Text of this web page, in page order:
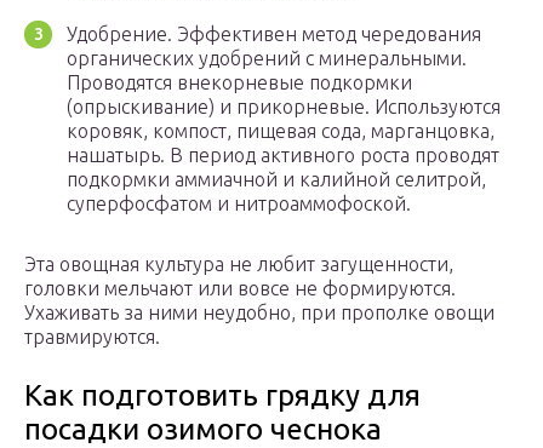
Удобрение. Эффективен метод чередования
органических удобрений с минеральными.
Проводятся внекорневые подкормки
(опрыскивание) и прикорневые. Используются
коровяк, компост, пищевая сода, марганцовка,
нашатырь. В период активного роста проводят
подкормки аммиачной и калийной селитрой,
суперфосфатом и нитроаммофоской.
Эта овощная культура не любит загущенности,
головки мельчают или вовсе не формируются.
Ухаживать за ними неудобно, при прополке овощи
травмируются.
Как подготовить грядку для
посадки озимого чеснока